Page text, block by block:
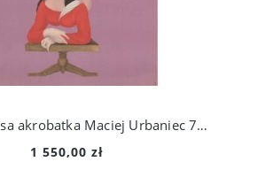
Cyrk Mona Lisa akrobatka Maciej Urbaniec 70 r.
1 550,00 zł